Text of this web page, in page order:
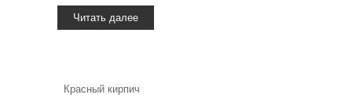
Читать далее
Красный кирпич